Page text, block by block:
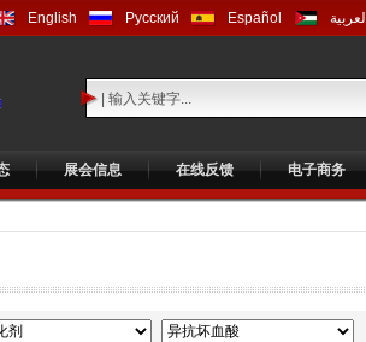
العربية Español
Русский
English
展会信息 在线反馈 电子商务